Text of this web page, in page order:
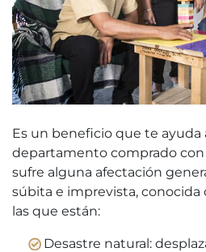
Es un beneficio que te ayuda
departamento comprado
sufre alguna afectación
súbita e imprevista, conocida
las que están:
Desastre natural: